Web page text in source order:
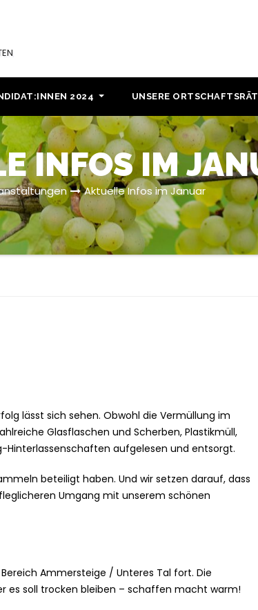
2024 UNSERE
INFOS IM
Aktuelle Infos im Januar
lässt sich sehen. Obwohl die Vermüllung im
Glasflaschen und Scherben, Plastikmüll,
Hinterlassenschaften aufgelesen und entsorgt.
beteiligt haben. Und wir setzen darauf, dass
Umgang mit unserem schönen
Ammersteige / Unteres Tal fort. Die
es soll trocken bleiben – schaffen macht warm!